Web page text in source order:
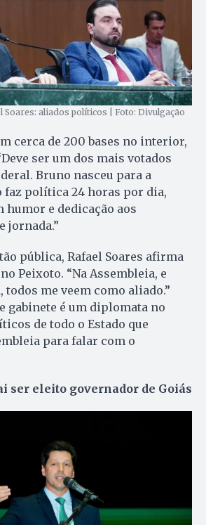
Soares: aliados políticos | Foto: Divulgação
cerca de 200 bases no interior,
ser um dos mais votados
Bruno nasceu para a
política 24 horas por dia,
humor e dedicação aos
jornada.”
pública, Rafael Soares afirma
Peixoto. “Na Assembleia, e
todos me veem como aliado.”
gabinete é um diplomata no
de todo o Estado que
para falar com o
ser eleito governador de Goiás